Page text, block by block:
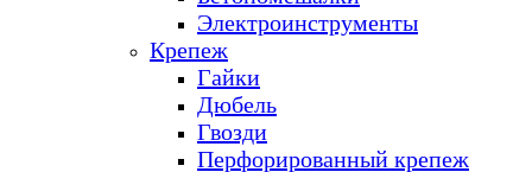
Электроинструменты
Крепеж
Гайки
Дюбель
Гвозди
Перфорированный крепеж